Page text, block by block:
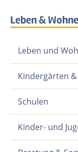
Leben &
Leben und
Kindergärten &
Schulen
Kinder- und